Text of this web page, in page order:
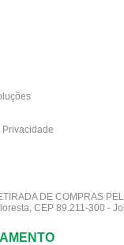
DE COMPRAS
CEP 89.211-300 -